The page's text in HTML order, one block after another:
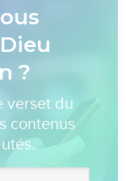
?
verset du
contenus